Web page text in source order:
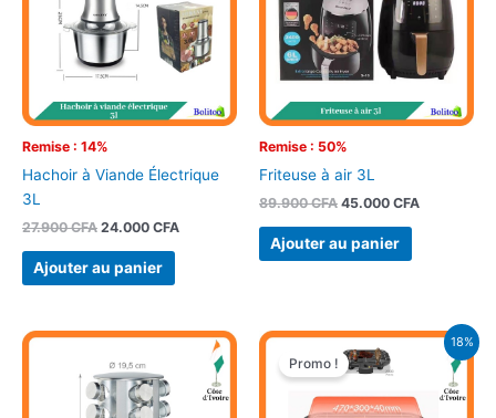
Remise : 14%
Hachoir à Viande Électrique
3L
27.900CFA 24.000 CFA
Ajouter au panier
Remise : 50%
Friteuse à air 3L
89.900CFA 45.000 CFA
Ajouter au panier
18%
Promo !
Le
prix
initial
22.000 CFA.
Le
actuel
est :
18.000 CFA.